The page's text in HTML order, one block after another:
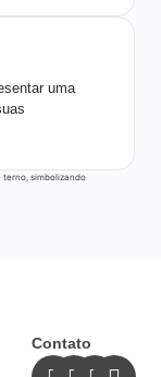
uma
Contato